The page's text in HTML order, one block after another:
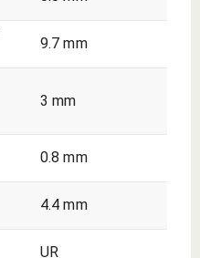
9.7 mm
3 mm
0.8 mm
4.4 mm
UR